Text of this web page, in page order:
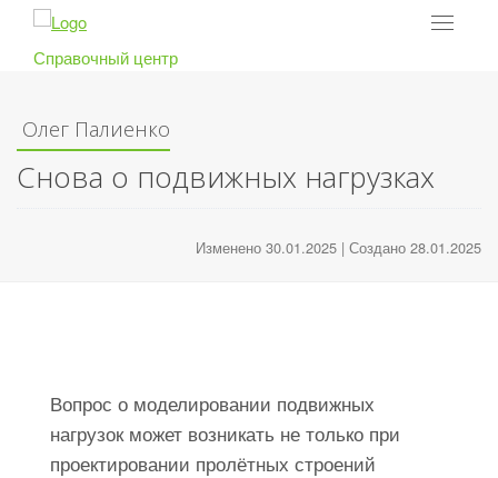
Toggle
Справочный центр
Олег Палиенко
Снова о подвижных нагрузках
Изменено 30.01.2025 | Создано 28.01.2025
Вопрос о моделировании подвижных
нагрузок может возникать не только при
проектировании пролётных строений